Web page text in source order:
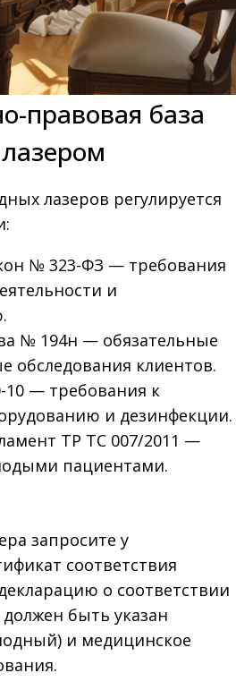
правовая база
лазеров регулируется
№ 323-ФЗ — требования
и
№ 194н — обязательные
обследования клиентов.
10 — требования к
и дезинфекции.
ТР ТС 007/2011 —
пациентами.
запросите у
соответствия
о соответствии
быть указан
и медицинское